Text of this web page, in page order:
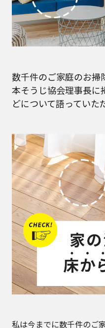
数千件のご家庭のお掃
本そうじ協会理事長に
どについて語っていた
私は今までに数千件のご